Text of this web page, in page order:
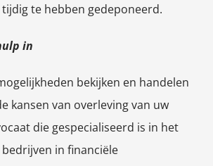
te hebben gedeponeerd.
in
bekijken en handelen
kansen van overleving van uw
die gespecialiseerd is in het
in financiële